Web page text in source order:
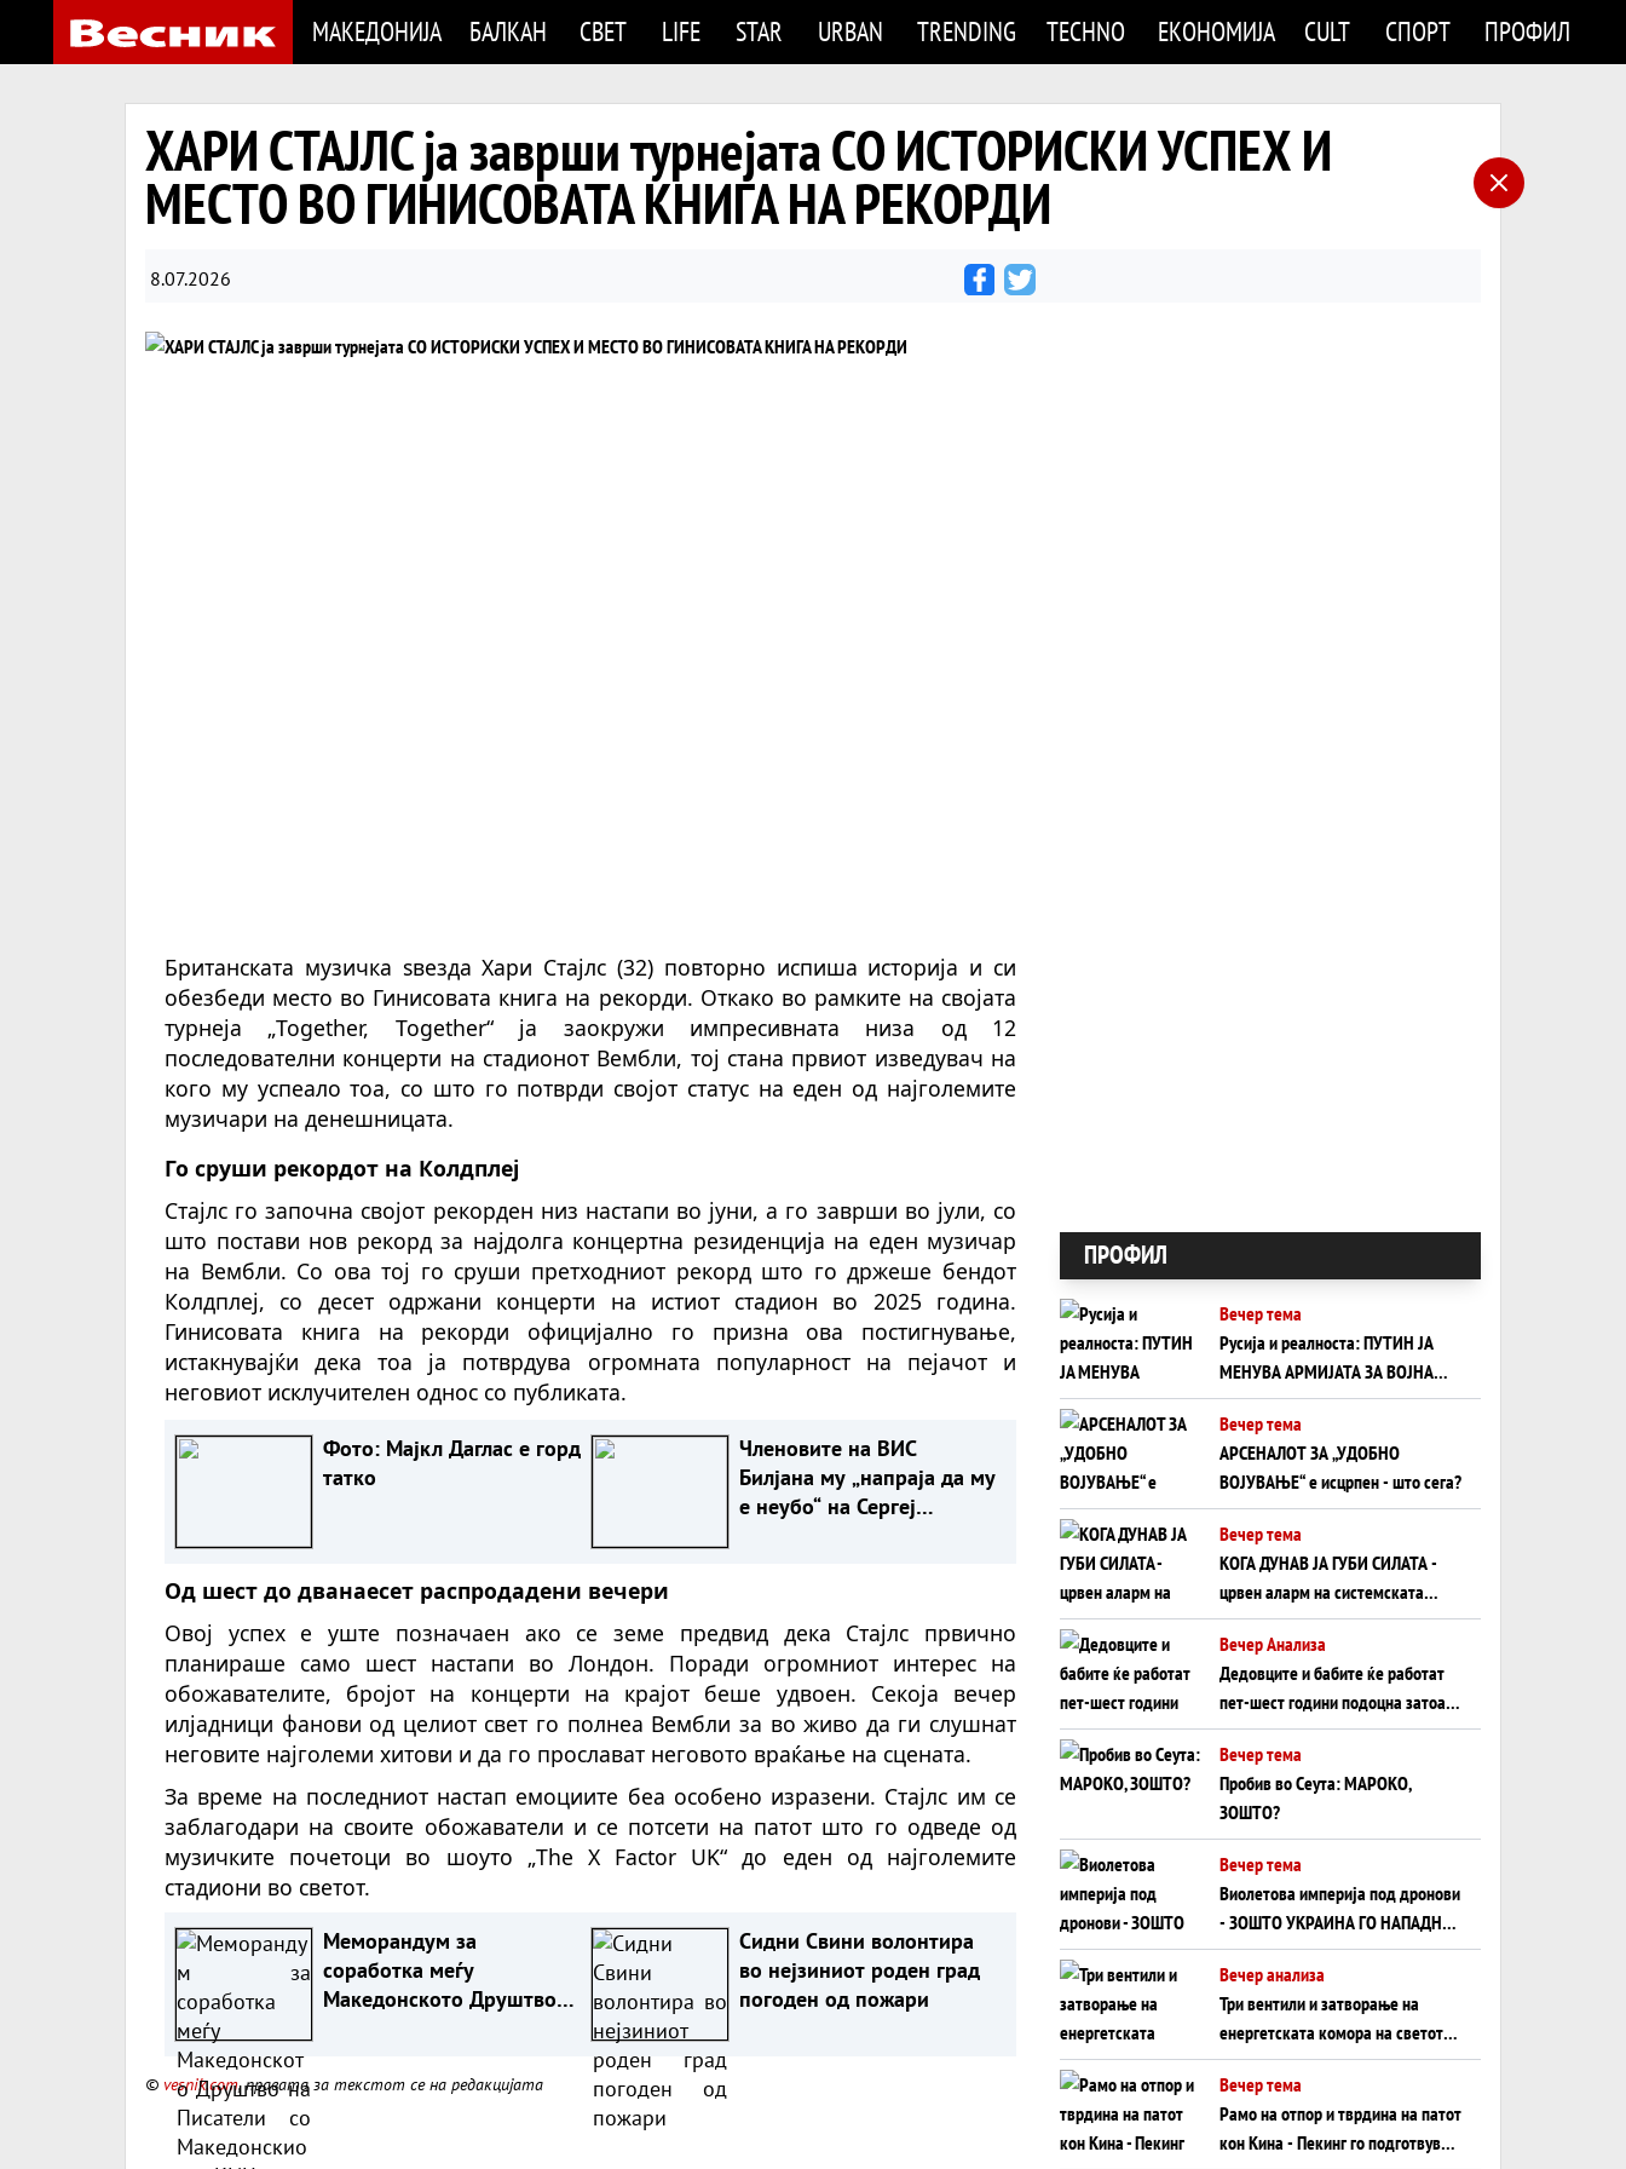
МАКЕДОНИЈА БАЛКАН СВЕТ LIFE STAR URBAN TRENDING TECHNO ЕКОНОМИЈА CULT СПОРТ ПРОФИЛ
ХАРИ СТАЈЛС ја заврши турнејата СО ИСТОРИСКИ УСПЕХ И
МЕСТО ВО ГИНИСОВАТА КНИГА НА РЕКОРДИ
8.07.2026
Британската музичка ѕвезда Хари Стајлс (32) повторно испиша историја и си
обезбеди место во Гинисовата книга на рекорди. Откако во рамките на својата
турнеја „Together, Together“ ја заокружи импресивната низа од 12
последователни концерти на стадионот Вембли, тој стана првиот изведувач на
кого му успеало тоа, со што го потврди својот статус на еден од најголемите
музичари на денешницата.
Го сруши рекордот на Колдплеј
Стајлс го започна својот рекорден низ настапи во јуни, а го заврши во јули, со
што постави нов рекорд за најдолга концертна резиденција на еден музичар
на Вембли. Со ова тој го сруши претходниот рекорд што го држеше бендот
Колдплеј, со десет одржани концерти на истиот стадион во 2025 година.
Гинисовата книга на рекорди официјално го призна ова постигнување,
истакнувајќи дека тоа ја потврдува огромната популарност на пејачот и
неговиот исклучителен однос со публиката.
Фото: Мајкл Даглас е горд
татко
Членовите на ВИС
Билјана му „напраја да му
е неубо“ на Сергеј
Од шест до дванаесет распродадени вечери
Овој успех е уште позначаен ако се земе предвид дека Стајлс првично
планираше само шест настапи во Лондон. Поради огромниот интерес на
обожавателите, бројот на концерти на крајот беше удвоен. Секоја вечер
илјадници фанови од целиот свет го полнеа Вембли за во живо да ги слушнат
неговите најголеми хитови и да го прослават неговото враќање на сцената.
За време на последниот настап емоциите беа особено изразени. Стајлс им се
заблагодари на своите обожаватели и се потсети на патот што го одведе од
музичките почетоци во шоуто „The X Factor UK“ до еден од најголемите
стадиони во светот.
Меморандум за
соработка меѓу
Македонското Друштво
Софија
Сидни Свини волонтира
во нејзиниот роден град
погоден од пожари
© vesnik.com, правата за текстот се на редакцијата
ПРОФИЛ
Вечер тема
Русија и реалноста: ПУТИН ЈА
МЕНУВА АРМИЈАТА ЗА ВОЈНА
ШТО ОСТАНУВА БЕЗ ФРОНТ
Вечер тема
АРСЕНАЛОТ ЗА „УДОБНО
ВОЈУВАЊЕ“ е исцрпен - што сега?
Вечер тема
КОГА ДУНАВ ЈА ГУБИ СИЛАТА -
црвен аларм на системската
плоча од јужна Германија до
Црното Море...
Вечер Анализа
Дедовците и бабите ќе работат
пет-шест години подоцна затоа
што НЕМААТ ВНУЦИ ДА ГИ
ЗАМЕНАТ
Вечер тема
Пробив во Сеута: МАРОКО,
ЗОШТО?
Вечер тема
Виолетова империја под дронови
- ЗОШТО УКРАИНА ГО НАПАДНА
РУСКИОТ WILDBERRIES
Вечер анализа
Три вентили и затворање на
енергетската комора на светот:
Нападот во Суец најавува
глобален енергетски инфаркт?
Вечер тема
Рамо на отпор и тврдина на патот
кон Кина - Пекинг го подготвува